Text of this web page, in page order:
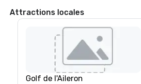
Attractions locales
Golf de l'Aileron